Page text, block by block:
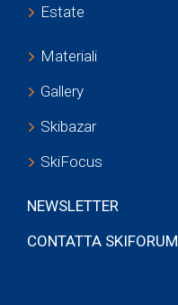
Estate
Materiali
Gallery
Skibazar
SkiFocus
NEWSLETTER
CONTATTA SKIFORUM